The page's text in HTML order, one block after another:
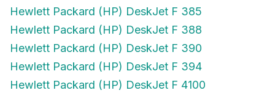
Hewlett Packard (HP) DeskJet F 385
Hewlett Packard (HP) DeskJet F 388
Hewlett Packard (HP) DeskJet F 390
Hewlett Packard (HP) DeskJet F 394
Hewlett Packard (HP) DeskJet F 4100